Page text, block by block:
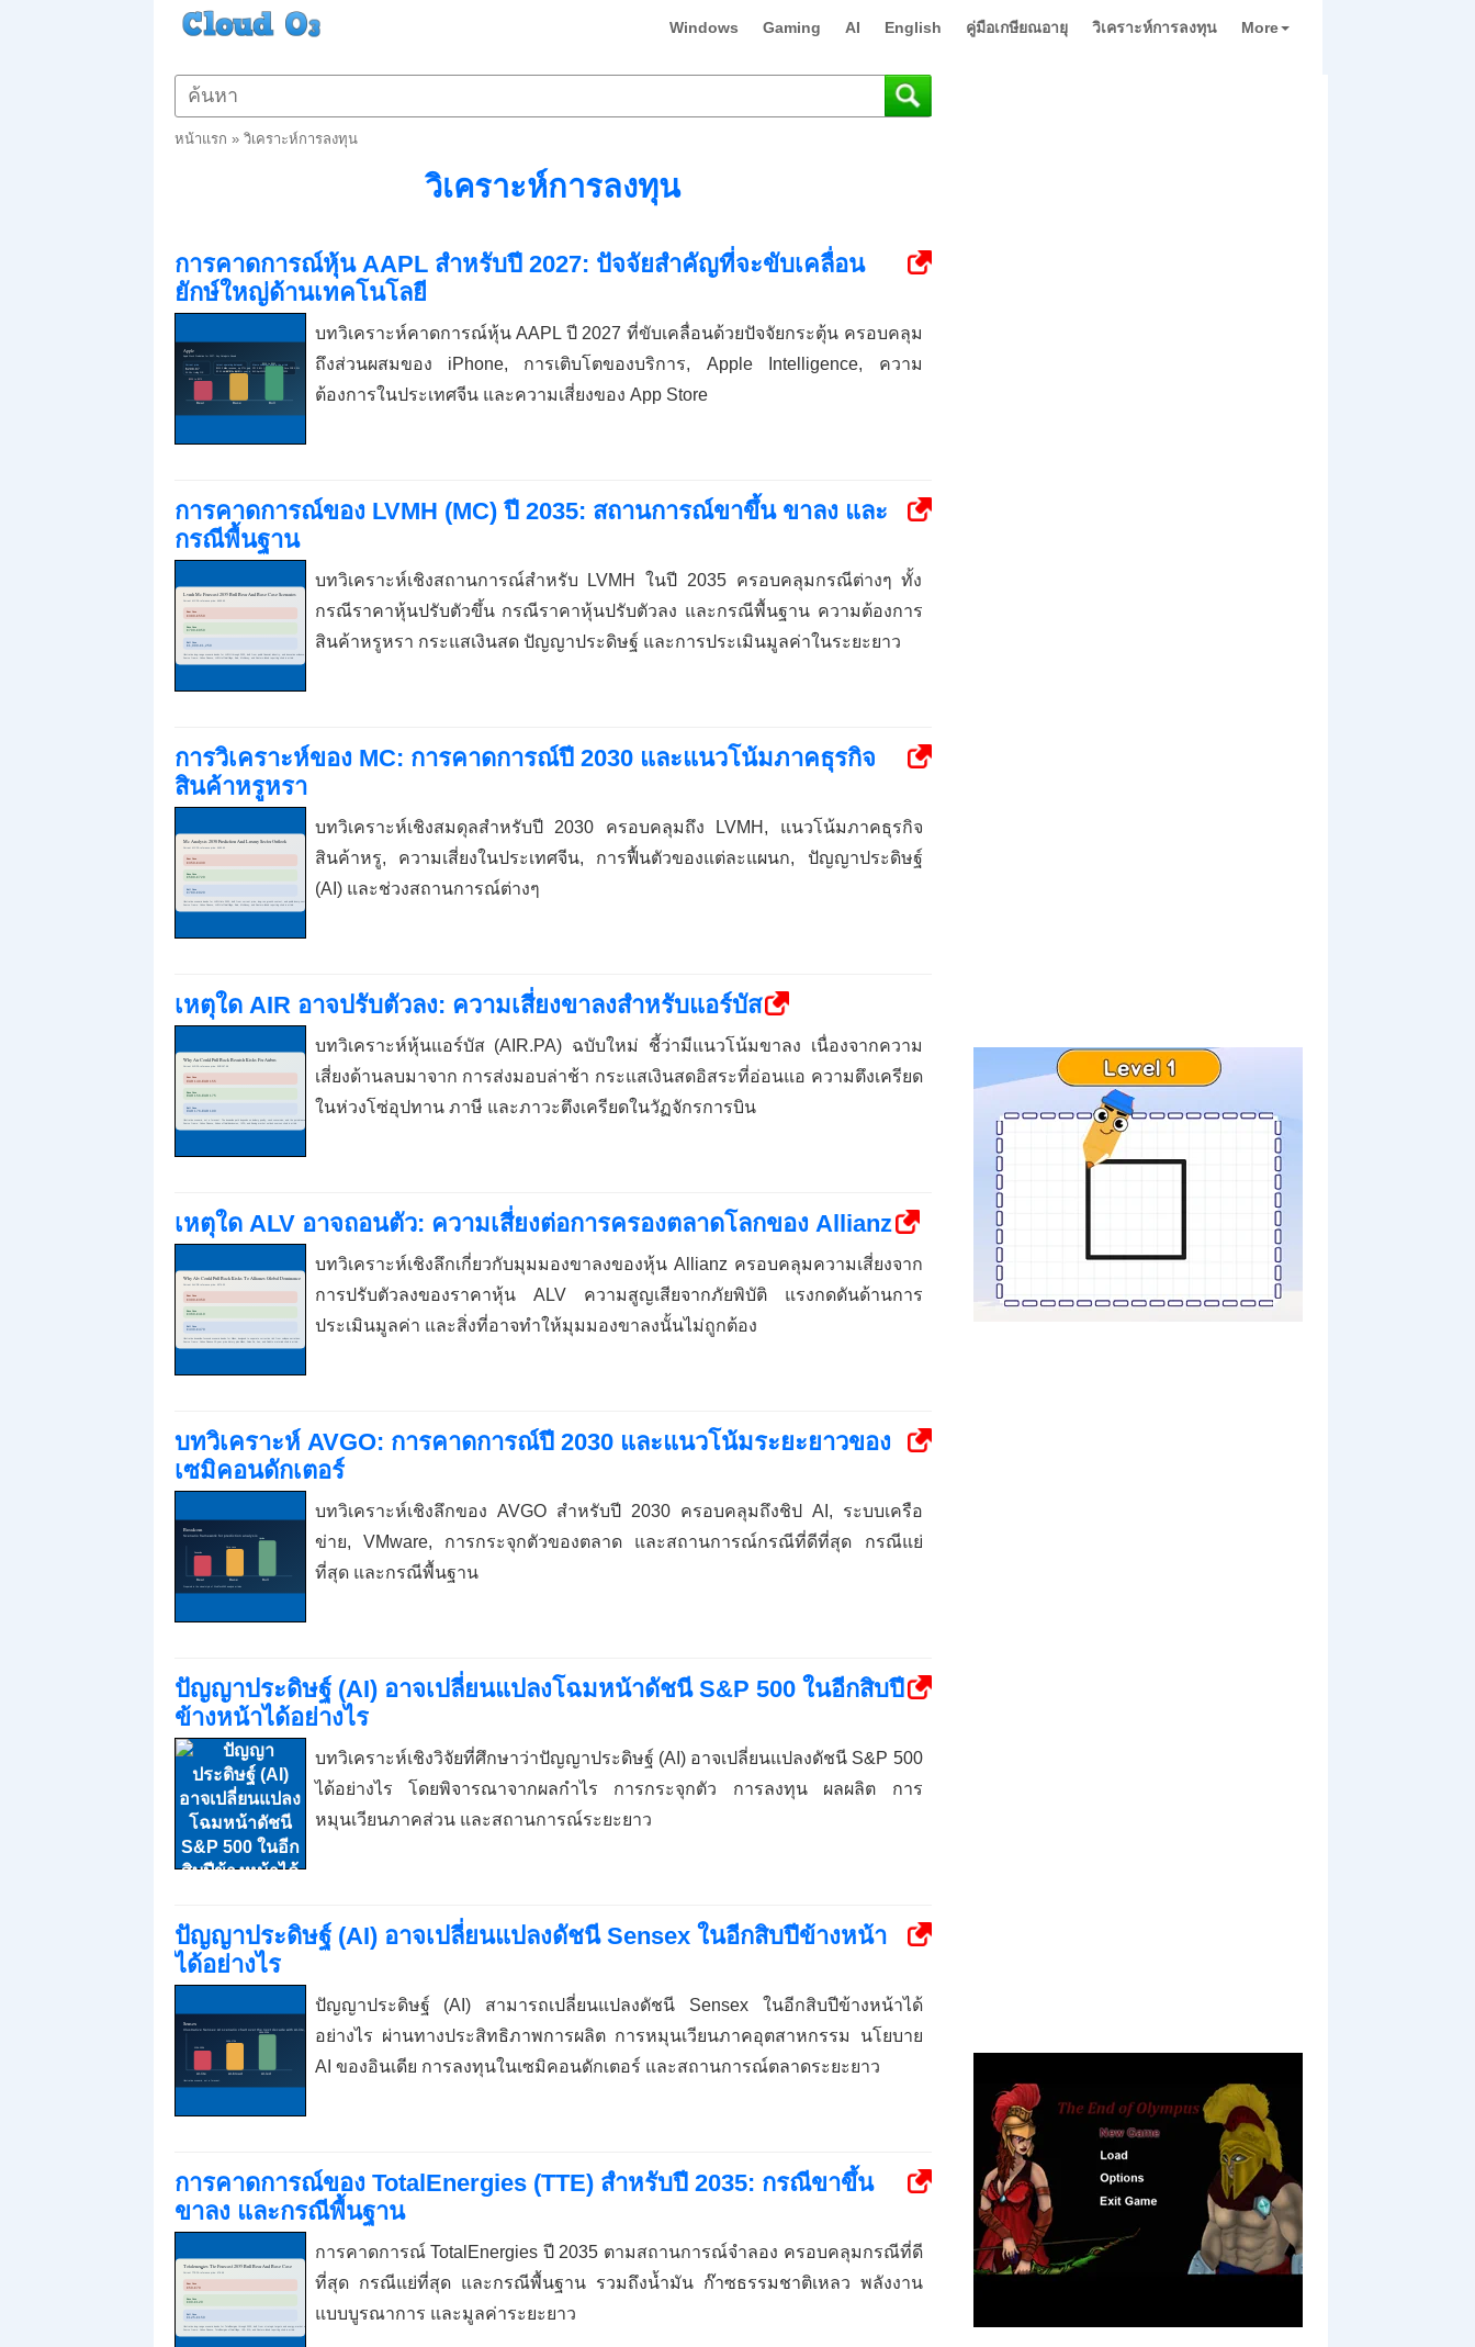
Windows Gaming AI English คู่มือเกษียณอายุ วิเคราะห์การลงทุน More
หน้าแรก » วิเคราะห์การลงทุน
วิเคราะห์การลงทุน
การคาดการณ์หุ้น AAPL สำหรับปี 2027: ปัจจัยสำคัญที่จะขับเคลื่อน
ยักษ์ใหญ่ด้านเทคโนโลยี
บทวิเคราะห์คาดการณ์หุ้น AAPL ปี 2027 ที่ขับเคลื่อนด้วยปัจจัยกระตุ้น ครอบคลุม
ถึงส่วนผสมของ iPhone, การเติบโตของบริการ, Apple Intelligence, ความ
ต้องการในประเทศจีน และความเสี่ยงของ App Store
การคาดการณ์ของ LVMH (MC) ปี 2035: สถานการณ์ขาขึ้น ขาลง และ
กรณีพื้นฐาน
บทวิเคราะห์เชิงสถานการณ์สำหรับ LVMH ในปี 2035 ครอบคลุมกรณีต่างๆ ทั้ง
กรณีราคาหุ้นปรับตัวขึ้น กรณีราคาหุ้นปรับตัวลง และกรณีพื้นฐาน ความต้องการ
สินค้าหรูหรา กระแสเงินสด ปัญญาประดิษฐ์ และการประเมินมูลค่าในระยะยาว
การวิเคราะห์ของ MC: การคาดการณ์ปี 2030 และแนวโน้มภาคธุรกิจ
สินค้าหรูหรา
บทวิเคราะห์เชิงสมดุลสำหรับปี 2030 ครอบคลุมถึง LVMH, แนวโน้มภาคธุรกิจ
สินค้าหรู, ความเสี่ยงในประเทศจีน, การฟื้นตัวของแต่ละแผนก, ปัญญาประดิษฐ์
(AI) และช่วงสถานการณ์ต่างๆ
เหตุใด AIR อาจปรับตัวลง: ความเสี่ยงขาลงสำหรับแอร์บัส
บทวิเคราะห์หุ้นแอร์บัส (AIR.PA) ฉบับใหม่ ชี้ว่ามีแนวโน้มขาลง เนื่องจากความ
เสี่ยงด้านลบมาจาก การส่งมอบล่าช้า กระแสเงินสดอิสระที่อ่อนแอ ความตึงเครียด
ในห่วงโซ่อุปทาน ภาษี และภาวะตึงเครียดในวัฏจักรการบิน
เหตุใด ALV อาจถอนตัว: ความเสี่ยงต่อการครองตลาดโลกของ Allianz
บทวิเคราะห์เชิงลึกเกี่ยวกับมุมมองขาลงของหุ้น Allianz ครอบคลุมความเสี่ยงจาก
การปรับตัวลงของราคาหุ้น ALV ความสูญเสียจากภัยพิบัติ แรงกดดันด้านการ
ประเมินมูลค่า และสิ่งที่อาจทำให้มุมมองขาลงนั้นไม่ถูกต้อง
บทวิเคราะห์ AVGO: การคาดการณ์ปี 2030 และแนวโน้มระยะยาวของ
เซมิคอนดักเตอร์
บทวิเคราะห์เชิงลึกของ AVGO สำหรับปี 2030 ครอบคลุมถึงชิป AI, ระบบเครือ
ข่าย, VMware, การกระจุกตัวของตลาด และสถานการณ์กรณีที่ดีที่สุด กรณีแย่
ที่สุด และกรณีพื้นฐาน
ปัญญาประดิษฐ์ (AI) อาจเปลี่ยนแปลงโฉมหน้าดัชนี S&P 500 ในอีกสิบปี
ข้างหน้าได้อย่างไร
บทวิเคราะห์เชิงวิจัยที่ศึกษาว่าปัญญาประดิษฐ์ (AI) อาจเปลี่ยนแปลงดัชนี S&P 500
ได้อย่างไร โดยพิจารณาจากผลกำไร การกระจุกตัว การลงทุน ผลผลิต การ
หมุนเวียนภาคส่วน และสถานการณ์ระยะยาว
ปัญญาประดิษฐ์ (AI) อาจเปลี่ยนแปลงดัชนี Sensex ในอีกสิบปีข้างหน้า
ได้อย่างไร
ปัญญาประดิษฐ์ (AI) สามารถเปลี่ยนแปลงดัชนี Sensex ในอีกสิบปีข้างหน้าได้
อย่างไร ผ่านทางประสิทธิภาพการผลิต การหมุนเวียนภาคอุตสาหกรรม นโยบาย
AI ของอินเดีย การลงทุนในเซมิคอนดักเตอร์ และสถานการณ์ตลาดระยะยาว
การคาดการณ์ของ TotalEnergies (TTE) สำหรับปี 2035: กรณีขาขึ้น
ขาลง และกรณีพื้นฐาน
การคาดการณ์ TotalEnergies ปี 2035 ตามสถานการณ์จำลอง ครอบคลุมกรณีที่ดี
ที่สุด กรณีแย่ที่สุด และกรณีพื้นฐาน รวมถึงน้ำมัน ก๊าซธรรมชาติเหลว พลังงาน
แบบบูรณาการ และมูลค่าระยะยาว